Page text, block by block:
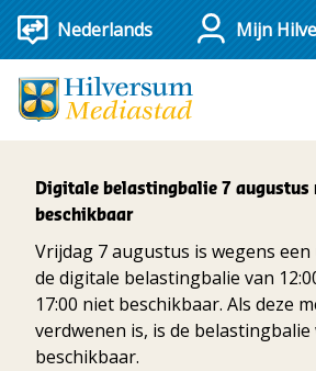
Mijn
Digitale belastingbalie 7 augustus
beschikbaar
Vrijdag 7 augustus is wegens een
de digitale belastingbalie van
17:00 niet beschikbaar. Als deze
verdwenen is, is de belastingbalie
beschikbaar.